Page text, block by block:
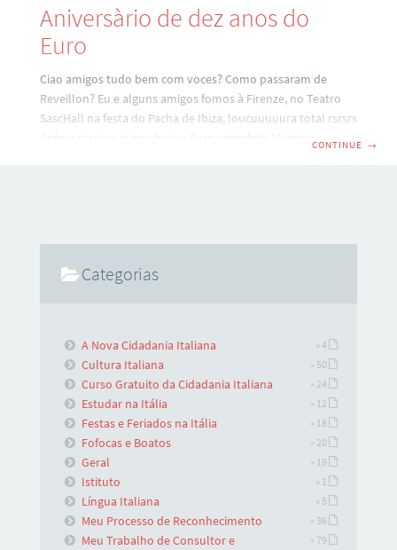
Aniversàrio de dez anos do
Euro
Ciao amigos tudo bem com voces? Como passaram de
Reveillon? Eu e alguns amigos fomos à Firenze, no Teatro
SascHall na festa do Pacha de Ibiza, loucuuuuura total rsrsrs
CONTINUE →
Categorias
A Nova Cidadania Italiana » 4
Cultura Italiana » 50
Curso Gratuito da Cidadania Italiana » 24
Estudar na Itália » 12
Festas e Feriados na Itália » 18
Fofocas e Boatos » 20
Geral » 19
Istituto » 1
Língua Italiana » 5
Meu Processo de Reconhecimento » 36
Meu Trabalho de Consultor e
» 79